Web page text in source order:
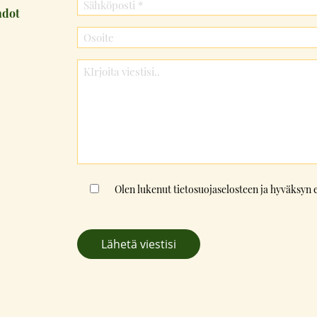
ConsentOlen lukenuttietosuojaselosteen ja hyväksyn